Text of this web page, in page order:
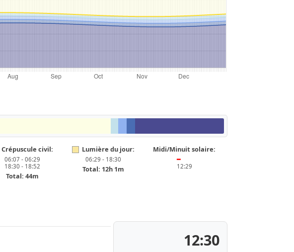
Crépuscule civil:
06:07 - 06:29
18:30 - 18:52
Total: 44m
Lumière du jour:
06:29 - 18:30
Total: 12h 1m
Midi/Minuit solaire:
━
12:29
12:30